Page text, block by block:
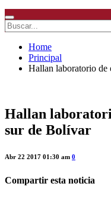
Home
Principal
Hallan laboratorio de
Hallan
sur de Bolívar
Abr 22 2017 01:30 am 0
Compartir esta noticia